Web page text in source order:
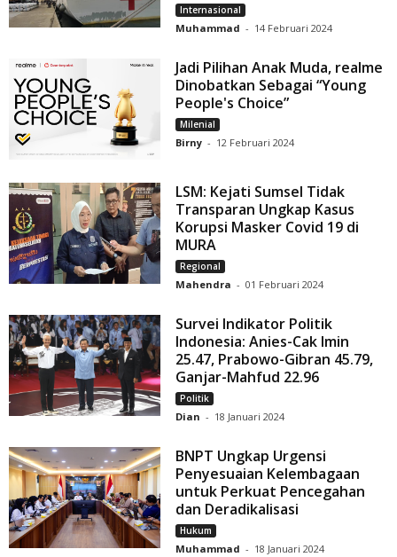
Internasional
Muhammad - 14 Februari 2024
Jadi Pilihan Anak Muda, realme
Dinobatkan Sebagai “Young
People's Choice”
Milenial
Birny - 12 Februari 2024
LSM: Kejati Sumsel Tidak
Transparan Ungkap Kasus
Korupsi Masker Covid 19 di
MURA
Regional
Mahendra - 01 Februari 2024
Survei Indikator Politik
Indonesia: Anies-Cak Imin
25.47, Prabowo-Gibran 45.79,
Ganjar-Mahfud 22.96
Politik
Dian - 18 Januari 2024
BNPT Ungkap Urgensi
Penyesuaian Kelembagaan
untuk Perkuat Pencegahan
dan Deradikalisasi
Hukum
Muhammad - 18 Januari 2024